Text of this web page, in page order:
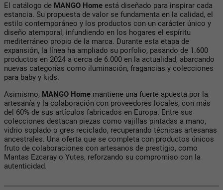
El catálogo de MANGO Home está diseñado para inspirar cada
estancia. Su propuesta de valor se fundamenta en la calidad, el
estilo contemporáneo y los productos con un carácter único y
diseño atemporal, infundiendo en los hogares el espíritu
mediterráneo propio de la marca. Durante esta etapa de
expansión, la línea ha ampliado su porfolio, pasando de 1.600
productos en 2024 a cerca de 6.000 en la actualidad, abarcando
nuevas categorías como iluminación, fragancias y colecciones
para baby y kids.
Asimismo, MANGO Home mantiene una fuerte apuesta por la
artesanía y la colaboración con proveedores locales, con más
del 60% de sus artículos fabricados en Europa. Entre sus
colecciones destacan piezas como vajillas pintadas a mano,
vidrio soplado o gres reciclado, recuperando técnicas artesanas
ancestrales. Una oferta que se completa con productos únicos
fruto de colaboraciones con artesanos de prestigio, como
Mantas Ezcaray o Yutes, reforzando su compromiso con la
autenticidad.